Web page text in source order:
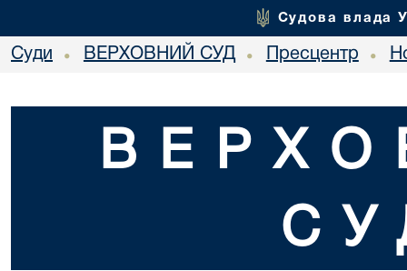
Судова влада
Суди • ВЕРХОВНИЙ СУД • Пресцентр •